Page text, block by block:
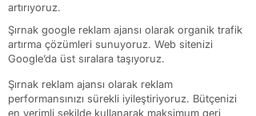
artırıyoruz.
Şırnak google reklam ajansı olarak organik trafik
artırma çözümleri sunuyoruz. Web sitenizi
Google’da üst sıralara taşıyoruz.
Şırnak reklam ajansı olarak reklam
performansınızı sürekli iyileştiriyoruz. Bütçenizi
en verimli şekilde kullanarak maksimum geri